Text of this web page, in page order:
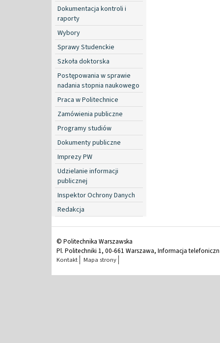
Dokumentacja kontroli i
raporty
Wybory
Sprawy Studenckie
Szkoła doktorska
Postępowania w sprawie
nadania stopnia naukowego
Praca w Politechnice
Zamówienia publiczne
Programy studiów
Dokumenty publiczne
Imprezy PW
Udzielanie informacji
publicznej
Inspektor Ochrony Danych
Redakcja
© Politechnika Warszawska
Pl. Politechniki 1, 00-661 Warszawa, Informacja
Kontakt Mapa strony